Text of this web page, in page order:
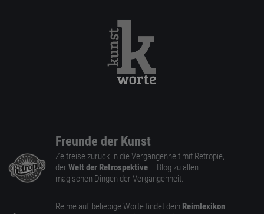
Freunde der Kunst
Zeitreise zurück in die Vergangenheit mit Retropie,
der Welt der Retrospektive – Blog zu allen
magischen Dingen der Vergangenheit.
Reime auf beliebige Worte findet dein Reimlexikon